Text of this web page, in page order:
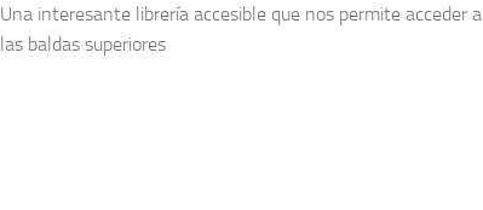
Una interesante librería accesible que nos permite acceder a
las baldas superiores